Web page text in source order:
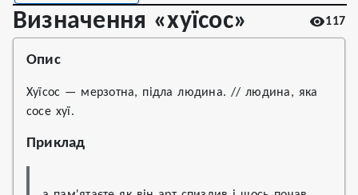
Визначення «хуїсос» 117
Definitions 1
Опис
Хуїсос — мерзотна, підла людина. // людина, яка
сосе хуї.
Приклад